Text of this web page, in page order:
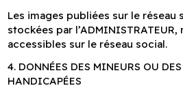
Les images publiées sur le réseau
stockées par
accessibles sur le réseau social.
4. DONNÉES DES MINEURS OU
HANDICAPÉES